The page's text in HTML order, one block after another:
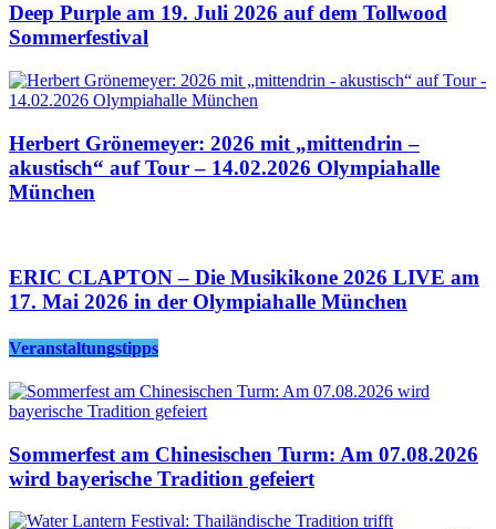
Deep Purple am 19. Juli 2026 auf dem Tollwood
Sommerfestival
Herbert Grönemeyer: 2026 mit „mittendrin –
akustisch“ auf Tour – 14.02.2026 Olympiahalle
München
ERIC CLAPTON – Die Musikikone 2026 LIVE am
17. Mai 2026 in der Olympiahalle München
Veranstaltungstipps
Sommerfest am Chinesischen Turm: Am 07.08.2026
wird bayerische Tradition gefeiert